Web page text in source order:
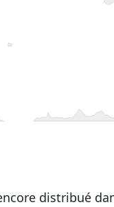
distribué